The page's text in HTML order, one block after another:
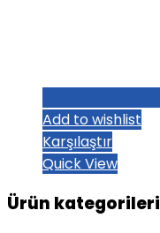
Add to wishlist
Karşılaştır
Quick View
Ürün kategorileri